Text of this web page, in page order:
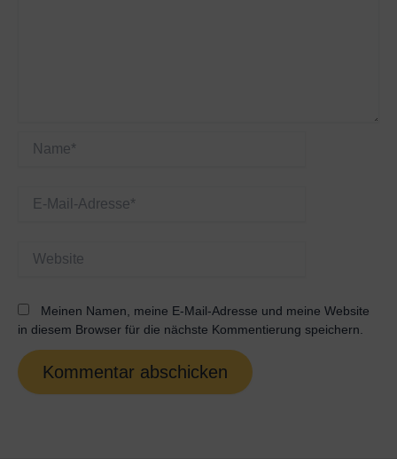
Name*
Mail-
Website
Meinen Namen, meine E-Mail-Adresse und meine Website
in diesem Browser für die nächste Kommentierung speichern.